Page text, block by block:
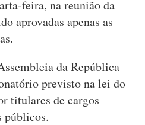
feira, na reunião da
aprovadas apenas as
da República
previsto na lei do
titulares de cargos
públicos.